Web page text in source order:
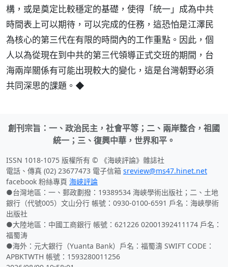
構，或是奠定比較穩定的基礎，使得「統一」成為中共
時間表上可以期待，可以完成的任務，這恐怕是江澤民
為核心的第三代在有限的時間內的工作重點。因此，個
人以為從現在到中共的第三代領導正式交班的期間，台
海兩岸關係有可能出現較大的變化，這是台灣朝野必須
共同深思的課題。◆
創刊宗旨：一、政治民主，社會平等；二、兩岸整合，祖國
統一；三、復興中華，世界和平。
ISSN 1018-1075 版權所有 © 《海峽評論》雜誌社
電話、傳真 (02) 23677473 電子信箱 sreview@ms47.hinet.net
facebook 粉絲專頁 海峽評論
●台灣地區：一、郵政劃撥：19389534 海峽學術出版社；二、土地
銀行（代號005）文山分行 帳號：0930-0100-6591 戶名：海峽學術
出版社
●大陸地區：中國工商銀行 帳號：621226 02001392411174 戶名：
福蜀涛
●海外：元大銀行（Yuanta Bank）戶名：福蜀濤 SWIFT CODE：
APBKTWTH 帳號：1593280011256